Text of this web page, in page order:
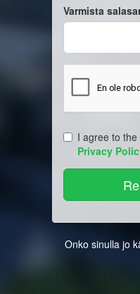
Varmista
I agree to the
Privacy
Onko sinulla jo